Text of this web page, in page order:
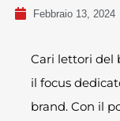
Febbraio 13, 2024
Cari lettori del
il focus
brand. Con il